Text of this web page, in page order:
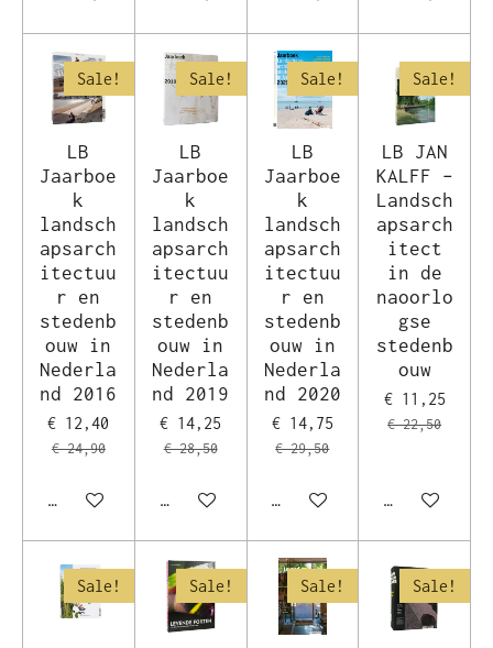
Sale!
LB
Jaarboe
k
landsch
apsarch
itectuu
r en
stedenb
ouw in
Nederla
nd 2016
€ 12,40
€ 24,90
In winkelwagen
Sale!
LB
Jaarboe
k
landsch
apsarch
itectuu
r en
stedenb
ouw in
Nederla
nd 2019
€ 14,25
€ 28,50
In winkelwagen
Sale!
LB
Jaarboe
k
landsch
apsarch
itectuu
r en
stedenb
ouw in
Nederla
nd 2020
€ 14,75
€ 29,50
In winkelwagen
Sale!
LB JAN
KALFF –
Landsch
apsarch
itect
in de
naoorlo
gse
stedenb
ouw
€ 11,25
€ 22,50
In
Sale! Sale! Sale! Sale!